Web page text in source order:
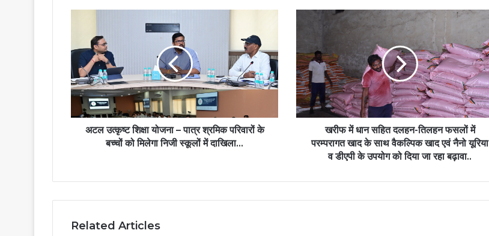
योजना
–
पात्र
श्रमिक
परिवारों
के
अटल उत्कृष्ट शिक्षा योजना – पात्र श्रमिक परिवारों के
बच्चों को मिलेगा निजी स्कूलों में दाखिला…
सहित
दलहन-
तिलहन
फसलों
में
परम्परागत
खरीफ में धान सहित दलहन-तिलहन फसलों में
परम्परागत खाद के साथ वैकल्पिक खाद एवं नैनो यूरिया
व डीएपी के उपयोग को दिया जा रहा बढ़ावा..
Related Articles